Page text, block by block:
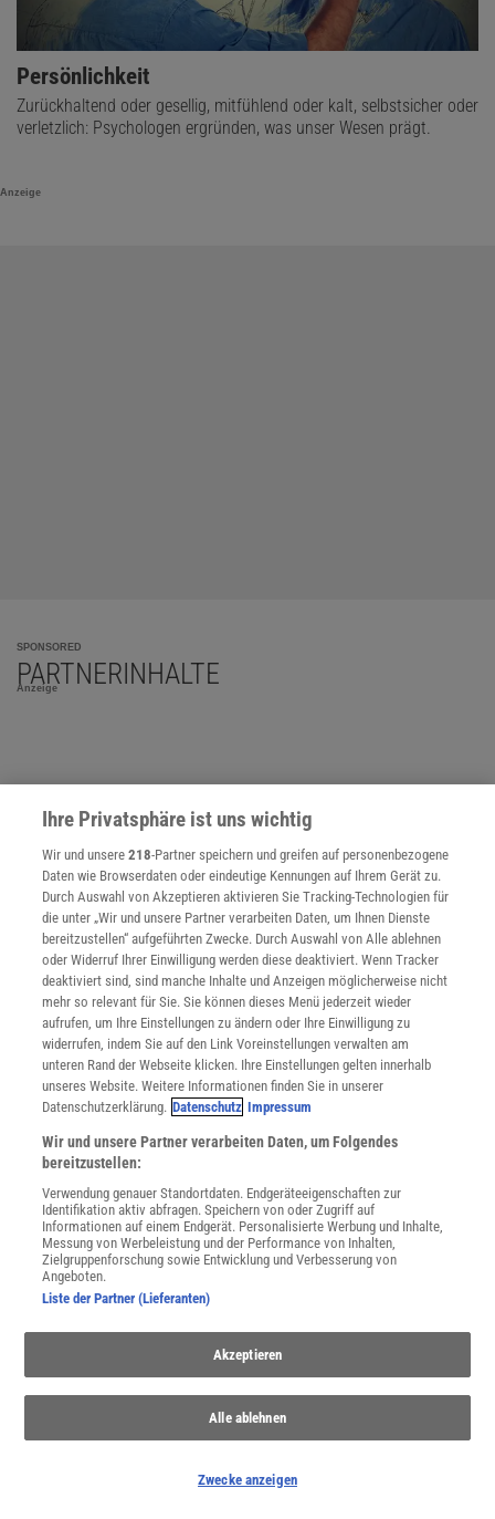
Persönlichkeit
Zurückhaltend oder gesellig, mitfühlend oder kalt, selbstsicher oder
verletzlich: Psychologen ergründen, was unser Wesen prägt.
Anzeige
SPONSORED
PARTNERINHALTE
Anzeige
NACH OBEN
Für Sie im Spektrum-Shop und am Kiosk:
.de-Newsletter abonnieren
Ihre Privatsphäre ist uns wichtig
Wir und unsere218-Partner speichern und greifen auf personenbezogene
Daten wie Browserdaten oder eindeutige Kennungen auf Ihrem Gerät zu.
Durch Auswahl von Akzeptieren aktivieren Sie Tracking-Technologien für
die unter „Wir und unsere Partner verarbeiten Daten, um Ihnen Dienste
bereitzustellen“ aufgeführten Zwecke. Durch Auswahl von Alle ablehnen
oder Widerruf Ihrer Einwilligung werden diese deaktiviert. Wenn Tracker
deaktiviert sind, sind manche Inhalte und Anzeigen möglicherweise nicht
mehr so relevant für Sie. Sie können dieses Menü jederzeit wieder
aufrufen, um Ihre Einstellungen zu ändern oder Ihre Einwilligung zu
widerrufen, indem Sie auf den Link Voreinstellungen verwalten am
unteren Rand der Webseite klicken. Ihre Einstellungen gelten innerhalb
unseres Website. Weitere Informationen finden Sie in unserer
Datenschutzerklärung. Datenschutz Impressum
Wir und unsere Partner verarbeiten Daten, um Folgendes
bereitzustellen:
Verwendung genauer Standortdaten. Endgeräteeigenschaften zur
Identifikation aktiv abfragen. Speichern von oder Zugriff auf
Informationen auf einem Endgerät. Personalisierte Werbung und Inhalte,
Messung von Werbeleistung und der Performance von Inhalten,
Zielgruppenforschung sowie Entwicklung und Verbesserung von
Angeboten.
Liste der Partner (Lieferanten)
Akzeptieren
Alle ablehnen
Zwecke anzeigen